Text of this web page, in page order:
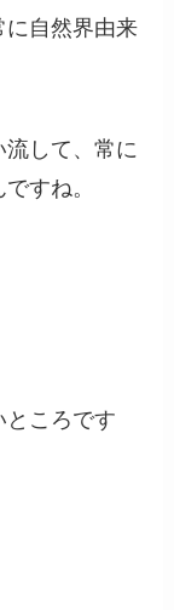
に自然界由来
して、常に
すね。
ところです